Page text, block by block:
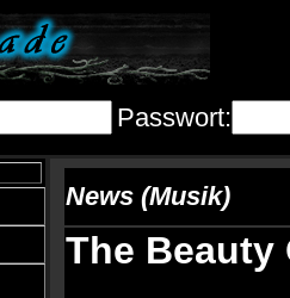
Passwort:
News (Musik)
The Beauty